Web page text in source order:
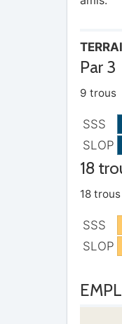
Par 3
9 trous
SSS
SLOP
18
18 trous
SSS
SLOP